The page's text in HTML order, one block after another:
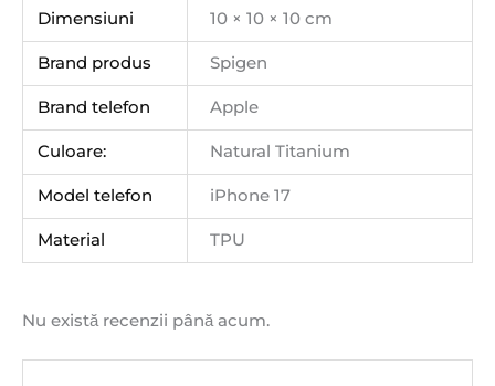
Dimensiuni 10 × 10 × 10 cm
Brand produs Spigen
Brand telefon Apple
Culoare: Natural Titanium
Model telefon iPhone 17
Material TPU
Nu există recenzii până acum.